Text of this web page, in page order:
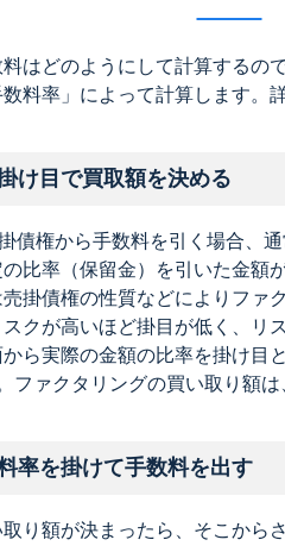
はどのようにして計算するの
料率」によって計算します。
け目で買取額を決める
債権から手数料を引く場合、
比率（保留金）を引いた金額
掛債権の性質などによりファ
クが高いほど掛目が低く、リ
ら実際の金額の比率を掛け目
ファクタリングの買い取り額
率を掛けて手数料を出す
り額が決まったら、そこから